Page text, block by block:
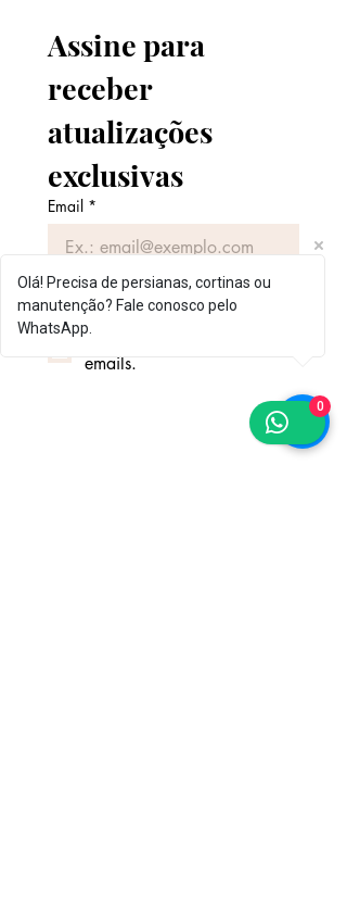
Assine para
receber
atualizações
exclusivas
Email *
Enviar
Quero assinar a sua lista de
emails.
Olá! Precisa de persianas, cortinas ou
manutenção? Fale conosco pelo
WhatsApp.
0